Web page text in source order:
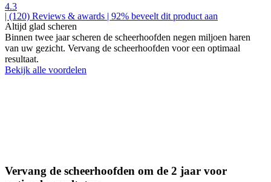
4.3
| (120) Reviews & awards | 92% beveelt dit product aan
Altijd glad scheren
Binnen twee jaar scheren de scheerhoofden negen miljoen haren
van uw gezicht. Vervang de scheerhoofden voor een optimaal
resultaat.
Bekijk alle voordelen
Vervang de scheerhoofden om de 2 jaar voor